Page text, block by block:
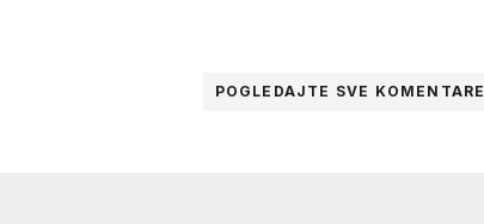
POGLEDAJTE SVE KOMENTARE